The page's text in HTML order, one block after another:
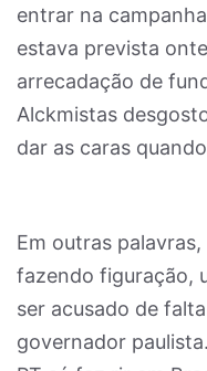
entrar na
estava prevista
arrecadação de
Alckmistas
dar as caras
Em outras
fazendo figuração,
ser acusado de
governador